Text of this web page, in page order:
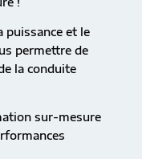
puissance et le
permettre de
la conduite
sur-mesure